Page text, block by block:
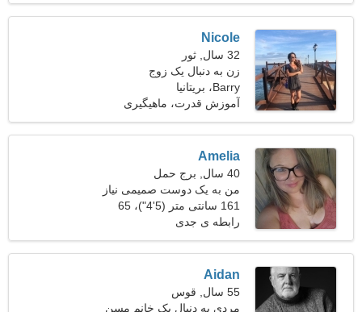
Nicole
32 سال, ثور
زن به دنبال یک زوج
Barry، بریتانیا
آموزش قدرت، ماهیگیری
Amelia
40 سال, برج حمل
من به یک دوست صمیمی نیاز
دارم تا با هم آشنا شویم 161 سانتی متر (5'4")، 65
کیلوگرم (143 پوند)
رابطه ی جدی
Aidan
55 سال, قوس
مردی به دنبال یک خانم مسن